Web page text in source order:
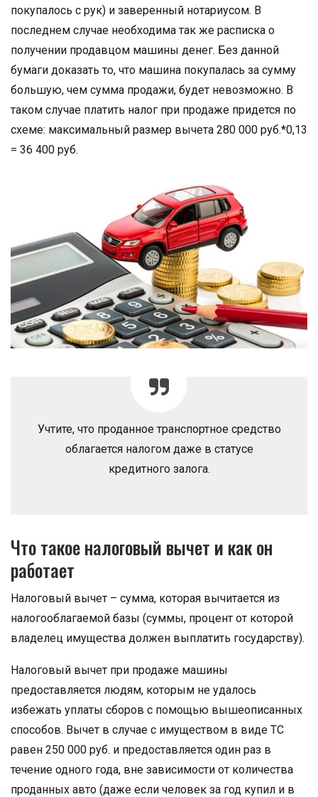
покупалось с рук) и заверенный нотариусом. В
последнем случае необходима так же расписка о
получении продавцом машины денег. Без данной
бумаги доказать то, что машина покупалась за сумму
большую, чем сумма продажи, будет невозможно. В
таком случае платить налог при продаже придется по
схеме: максимальный размер вычета 280 000 руб.*0,13
= 36 400 руб.
Учтите, что проданное транспортное средство
облагается налогом даже в статусе
кредитного залога.
Что такое налоговый вычет и как он
работает
Налоговый вычет – сумма, которая вычитается из
налогооблагаемой базы (суммы, процент от которой
владелец имущества должен выплатить государству).
Налоговый вычет при продаже машины
предоставляется людям, которым не удалось
избежать уплаты сборов с помощью вышеописанных
способов. Вычет в случае с имуществом в виде ТС
равен 250 000 руб. и предоставляется один раз в
течение одного года, вне зависимости от количества
проданных авто (даже если человек за год купил и в